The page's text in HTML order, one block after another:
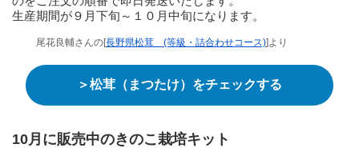
生産期間が９月下旬～１０月中旬になります。
尾花良輔さんの[長野県松茸 (等級・詰合わせコース)]より
＞松茸（まつたけ）をチェックする
10月に販売中のきのこ栽培キット